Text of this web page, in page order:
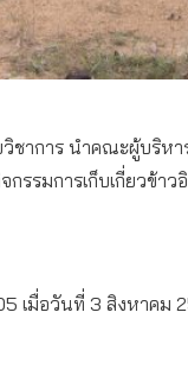
าการ นำคณะผู้บริห
รรมการเก็บเกี่ยวข้
เมื่อวันที่ 3 สิงหาค